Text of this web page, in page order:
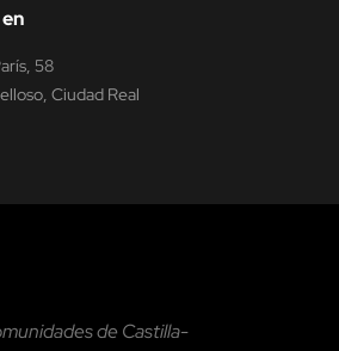
58
Ciudad Real
de Castilla-